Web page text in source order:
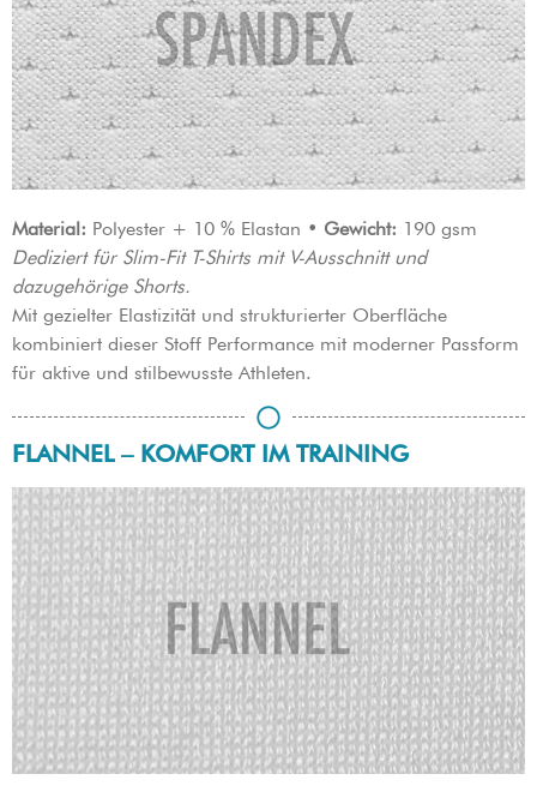
Material: Polyester + 10 % Elastan • Gewicht: 190 gsm
Dediziert für Slim-Fit T-Shirts mit V-Ausschnitt und
dazugehörige Shorts.
Mit gezielter Elastizität und strukturierter Oberfläche
kombiniert dieser Stoff Performance mit moderner Passform
für aktive und stilbewusste Athleten.
FLANNEL – KOMFORT IM TRAINING